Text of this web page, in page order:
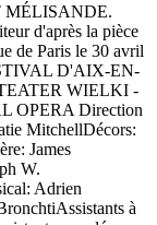
MÉLISANDE.
d'après la pièce
de Paris le 30 avril
D'AIX-EN-
WIELKI -
OPERA Direction
MitchellDécors:
James
W.
Adrien
à